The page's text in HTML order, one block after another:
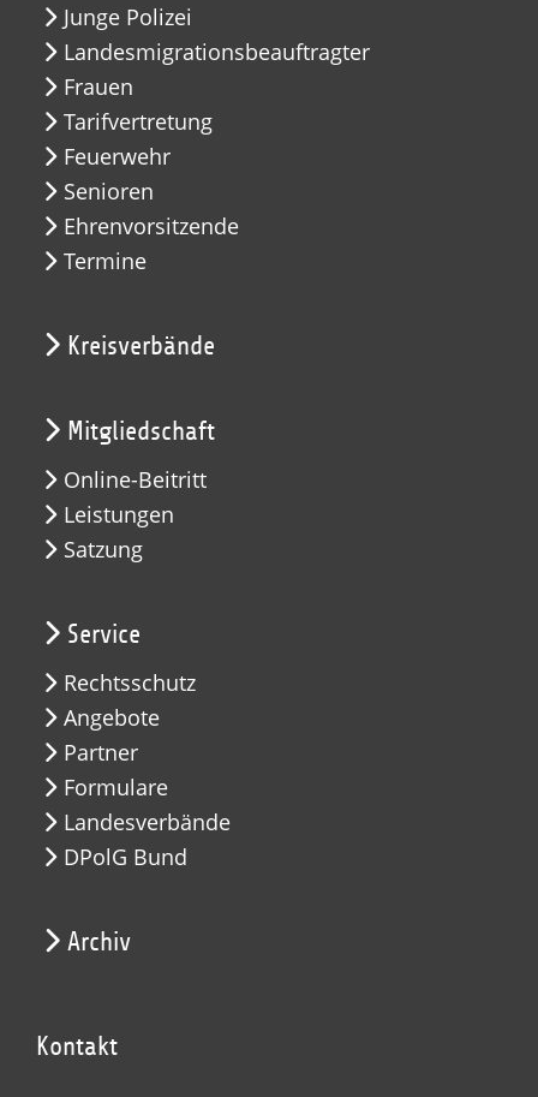
Junge Polizei
Landesmigrationsbeauftragter
Frauen
Tarifvertretung
Feuerwehr
Senioren
Ehrenvorsitzende
Termine
Kreisverbände
Mitgliedschaft
Online-Beitritt
Leistungen
Satzung
Service
Rechtsschutz
Angebote
Partner
Formulare
Landesverbände
DPolG Bund
Archiv
Kontakt